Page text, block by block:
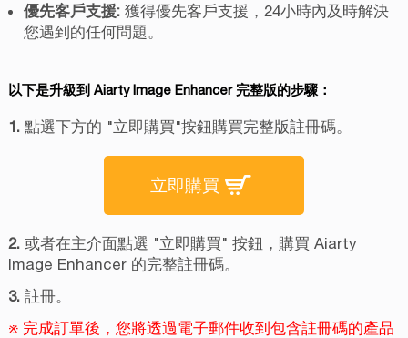
優先客戶支援:獲得優先客戶支援，24小時內及時解決
您遇到的任何問題。
以下是升級到 Aiarty Image Enhancer 完整版的步驟：
1.點選下方的 "立即購買"按鈕購買完整版註冊碼。
立即購買
2.或者在主介面點選 "立即購買" 按鈕，購買 Aiarty
Image Enhancer 的完整註冊碼。
3.註冊。
※ 完成訂單後，您將透過電子郵件收到包含註冊碼的產品